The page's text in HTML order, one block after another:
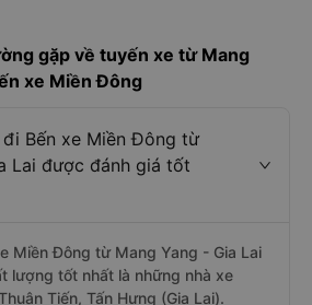
gặp về tuyến xe từ Mang
xe Miền Đông
đi Bến xe Miền Đông từ
Lai được đánh giá tốt
Miền Đông từ Mang Yang - Gia Lai
lượng tốt nhất là những nhà xe
Tiến, Tấn Hưng (Gia Lai).